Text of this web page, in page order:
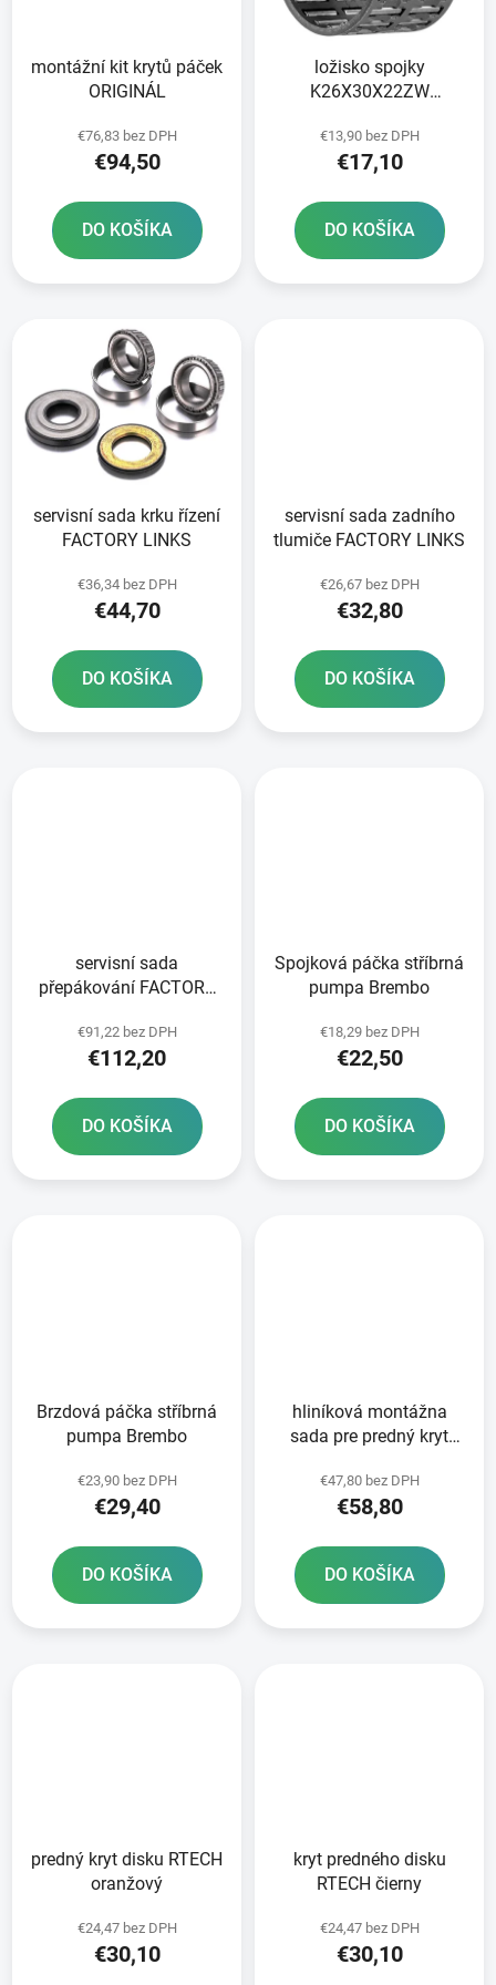
montážní kit krytů páček
ORIGINÁL
€76,83 bez DPH
€94,50
DO KOŠÍKA
ložisko spojky
K26X30X22ZW
€13,90 bez DPH
€17,10
DO KOŠÍKA
servisní sada krku řízení
FACTORY LINKS
€36,34 bez DPH
€44,70
DO KOŠÍKA
servisní sada zadního
tlumiče FACTORY LINKS
€26,67 bez DPH
€32,80
DO KOŠÍKA
servisní sada
přepákování FACTORY
€91,22 bez DPH
€112,20
DO KOŠÍKA
Spojková páčka stříbrná
pumpa Brembo
€18,29 bez DPH
€22,50
DO KOŠÍKA
Brzdová páčka stříbrná
pumpa Brembo
€23,90 bez DPH
€29,40
DO KOŠÍKA
hliníková montážna
sada pre predný kryt
€47,80 bez DPH
€58,80
DO KOŠÍKA
predný kryt disku RTECH
oranžový
€24,47 bez DPH
€30,10
kryt predného disku
RTECH čierny
€24,47 bez DPH
€30,10